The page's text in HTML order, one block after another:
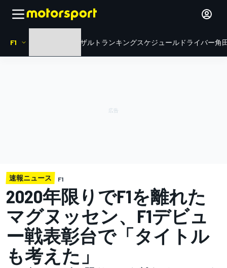
F1 リザルト ランキングスケジュール ドライバー角
速報ニュース F1
2020年限りでF1を離れた
マグヌッセン、F1デビュ
ー戦表彰台で「タイトル
も考えた」